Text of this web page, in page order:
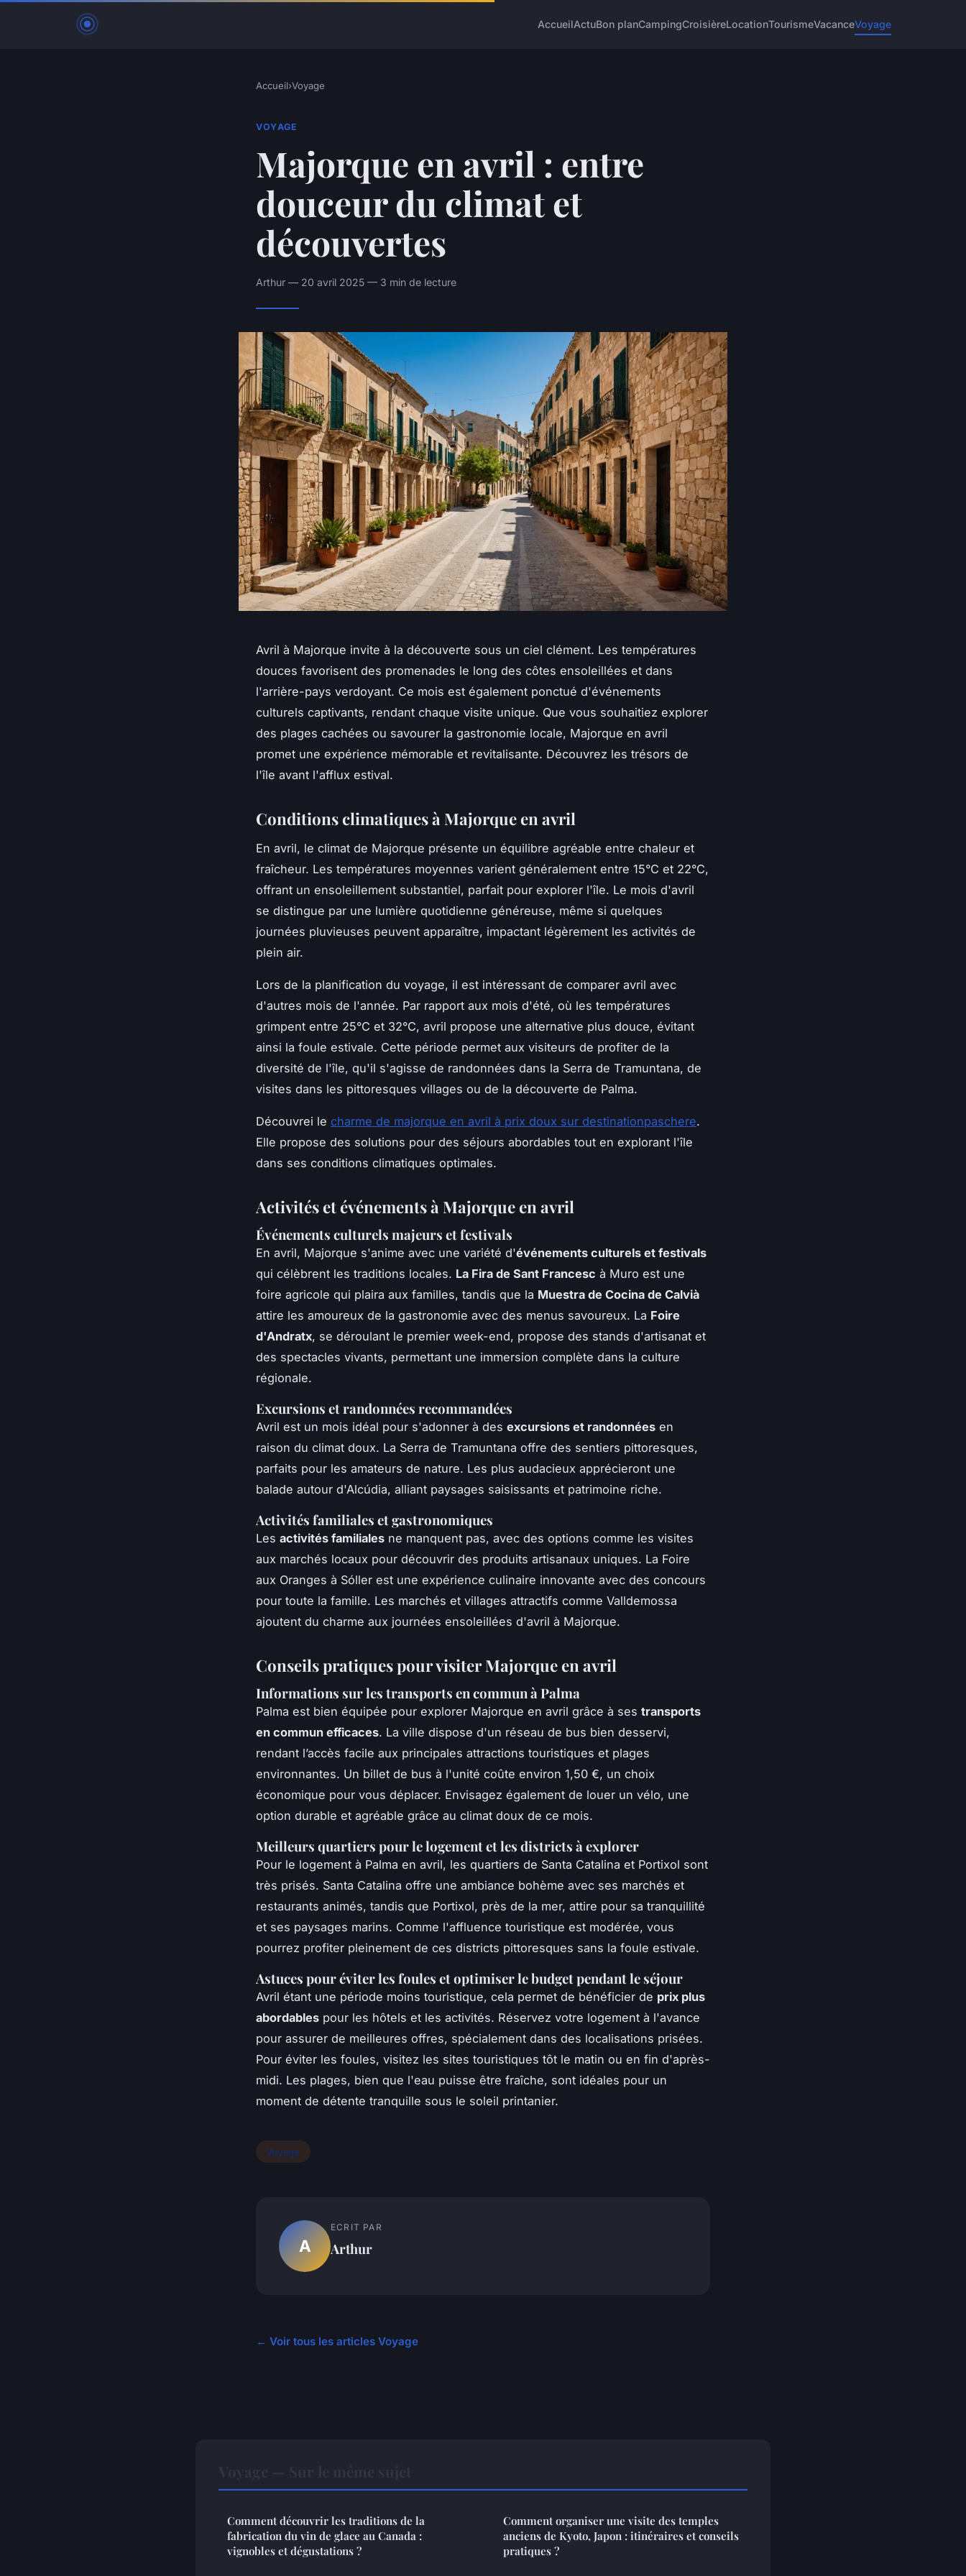
AccueilActuBon planCampingCroisièreLocationTourismeVacanceVoyage
Accueil›Voyage
VOYAGE
Majorque en avril : entre
douceur du climat et
découvertes
Arthur — 20 avril 2025 — 3 min de lecture
Avril à Majorque invite à la découverte sous un ciel clément. Les températures
douces favorisent des promenades le long des côtes ensoleillées et dans
l'arrière-pays verdoyant. Ce mois est également ponctué d'événements
culturels captivants, rendant chaque visite unique. Que vous souhaitiez explorer
des plages cachées ou savourer la gastronomie locale, Majorque en avril
promet une expérience mémorable et revitalisante. Découvrez les trésors de
l'île avant l'afflux estival.
Conditions climatiques à Majorque en avril
En avril, le climat de Majorque présente un équilibre agréable entre chaleur et
fraîcheur. Les températures moyennes varient généralement entre 15°C et 22°C,
offrant un ensoleillement substantiel, parfait pour explorer l'île. Le mois d'avril
se distingue par une lumière quotidienne généreuse, même si quelques
journées pluvieuses peuvent apparaître, impactant légèrement les activités de
plein air.
Lors de la planification du voyage, il est intéressant de comparer avril avec
d'autres mois de l'année. Par rapport aux mois d'été, où les températures
grimpent entre 25°C et 32°C, avril propose une alternative plus douce, évitant
ainsi la foule estivale. Cette période permet aux visiteurs de profiter de la
diversité de l'île, qu'il s'agisse de randonnées dans la Serra de Tramuntana, de
visites dans les pittoresques villages ou de la découverte de Palma.
Découvrei le charme de majorque en avril à prix doux sur destinationpaschere.
Elle propose des solutions pour des séjours abordables tout en explorant l'île
dans ses conditions climatiques optimales.
Activités et événements à Majorque en avril
Événements culturels majeurs et festivals
En avril, Majorque s'anime avec une variété d'événements culturels et festivals
qui célèbrent les traditions locales. La Fira de Sant Francesc à Muro est une
foire agricole qui plaira aux familles, tandis que la Muestra de Cocina de Calvià
attire les amoureux de la gastronomie avec des menus savoureux. La Foire
d'Andratx, se déroulant le premier week-end, propose des stands d'artisanat et
des spectacles vivants, permettant une immersion complète dans la culture
régionale.
Excursions et randonnées recommandées
Avril est un mois idéal pour s'adonner à des excursions et randonnées en
raison du climat doux. La Serra de Tramuntana offre des sentiers pittoresques,
parfaits pour les amateurs de nature. Les plus audacieux apprécieront une
balade autour d'Alcúdia, alliant paysages saisissants et patrimoine riche.
Activités familiales et gastronomiques
Les activités familiales ne manquent pas, avec des options comme les visites
aux marchés locaux pour découvrir des produits artisanaux uniques. La Foire
aux Oranges à Sóller est une expérience culinaire innovante avec des concours
pour toute la famille. Les marchés et villages attractifs comme Valldemossa
ajoutent du charme aux journées ensoleillées d'avril à Majorque.
Conseils pratiques pour visiter Majorque en avril
Informations sur les transports en commun à Palma
Palma est bien équipée pour explorer Majorque en avril grâce à ses transports
en commun efficaces. La ville dispose d'un réseau de bus bien desservi,
rendant l’accès facile aux principales attractions touristiques et plages
environnantes. Un billet de bus à l'unité coûte environ 1,50 €, un choix
économique pour vous déplacer. Envisagez également de louer un vélo, une
option durable et agréable grâce au climat doux de ce mois.
Meilleurs quartiers pour le logement et les districts à explorer
Pour le logement à Palma en avril, les quartiers de Santa Catalina et Portixol sont
très prisés. Santa Catalina offre une ambiance bohème avec ses marchés et
restaurants animés, tandis que Portixol, près de la mer, attire pour sa tranquillité
et ses paysages marins. Comme l'affluence touristique est modérée, vous
pourrez profiter pleinement de ces districts pittoresques sans la foule estivale.
Astuces pour éviter les foules et optimiser le budget pendant le séjour
Avril étant une période moins touristique, cela permet de bénéficier de prix plus
abordables pour les hôtels et les activités. Réservez votre logement à l'avance
pour assurer de meilleures offres, spécialement dans des localisations prisées.
Pour éviter les foules, visitez les sites touristiques tôt le matin ou en fin d'après-
midi. Les plages, bien que l'eau puisse être fraîche, sont idéales pour un
moment de détente tranquille sous le soleil printanier.
Voyage
A
ECRIT PAR
Arthur
← Voir tous les articles Voyage
Comment découvrir les traditions de la
fabrication du vin de glace au Canada :
vignobles et dégustations ?
Comment organiser une visite des temples
anciens de Kyoto, Japon : itinéraires et conseils
pratiques ?